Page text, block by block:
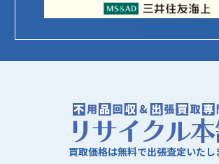
買取価格は無料で出張査定いたし